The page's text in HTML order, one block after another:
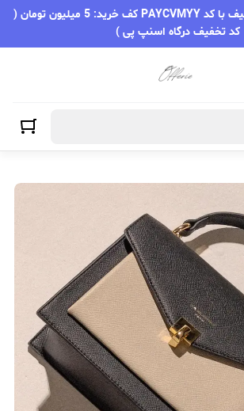
یک میلیون تومان تخفیف با کد PAYCVMYY کف خرید: 5 میلیون تومان (
کد تخفیف درگاه اسنپ پی )